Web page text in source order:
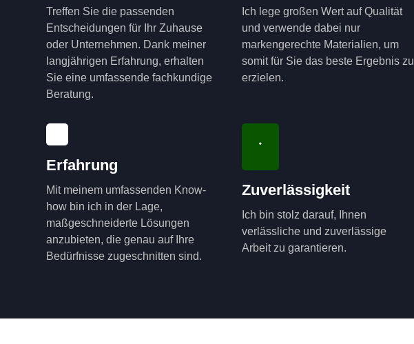
Treffen Sie die passenden
Entscheidungen für Ihr Zuhause
oder Unternehmen. Dank meiner
langjährigen Erfahrung, erhalten
Sie eine umfassende fachkundige
Beratung.
Ich lege großen Wert auf Qualität
und verwende dabei nur
markengerechte Materialien, um
somit für Sie das beste Ergebnis zu
erzielen.
Erfahrung
Mit meinem umfassenden Know-
how bin ich in der Lage,
maßgeschneiderte Lösungen
anzubieten, die genau auf Ihre
Bedürfnisse zugeschnitten sind.
Zuverlässigkeit
Ich bin stolz darauf, Ihnen
verlässliche und zuverlässige
Arbeit zu garantieren.